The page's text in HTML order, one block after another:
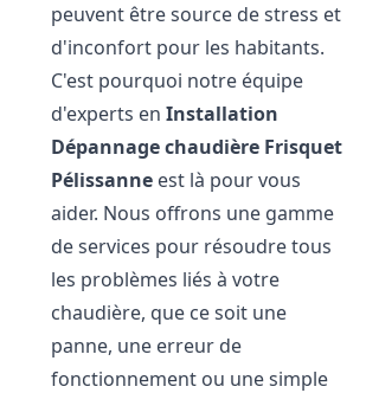
peuvent être source de stress et
d'inconfort pour les habitants.
C'est pourquoi notre équipe
d'experts enInstallation
Dépannage chaudière Frisquet
Pélissanne est là pour vous
aider. Nous offrons une gamme
de services pour résoudre tous
les problèmes liés à votre
chaudière, que ce soit une
panne, une erreur de
fonctionnement ou une simple